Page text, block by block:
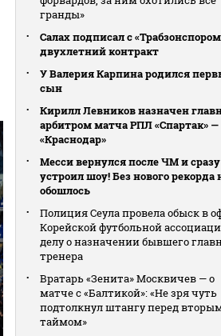
гранды»
Салах подписал с
двухлетний контракт
У Валерия Карпина родился
сын
Кирилл Левников назначен
арбитром матча РПЛ «Спартак» —
«Краснодар»
Месси вернулся после ЧМ и сразу
устроил шоу! Без нового рекорда
обошлось
Полиция Сеула провела обыск в
Корейской футбольной
делу о назначении бывшего
тренера
Вратарь «Зенита» Москвичев — о
матче с «Балтикой»: «Не зря чуть
подтолкнул штангу перед
таймом»